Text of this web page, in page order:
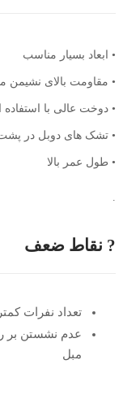
• ابعاد بسیار مناسب
• مقاومت بالای نشیمن
• دوخت عالی با استفاده
• تشک های دوبل در
• طول عمر بالا
? نقاط ضعف
تعداد نفرات
عدم نشستن بر
مبل